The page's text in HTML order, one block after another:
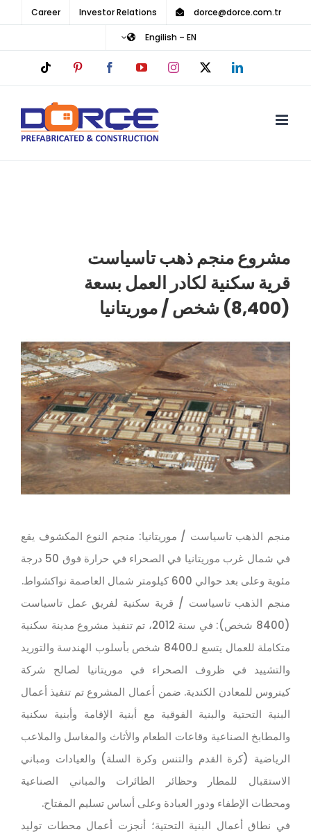
content
dorce@dorce.com.tr
Investor Relations
Career
Engilish – EN
LinkedIn
X
Instagram
YouTube
Facebook
Pinterest
مشروع منجم ذهب تاسياست
قرية سكنية لكادر العمل بسعة
(8,400) شخص / موريتانيا
منجم الذهب تاسياست / موريتانيا: منجم النوع المكشوف يقع
في شمال غرب موريتانيا في الصحراء في حرارة فوق 50 درجة
مئوية وعلى بعد حوالي 600 كيلومتر شمال العاصمة نواكشواط.
منجم الذهب تاسياست / قرية سكنية لفريق عمل تاسياست
(8400 شخص): في سنة 2012، تم تنفيذ مشروع مدينة سكنية
متكاملة للعمال يتسع لـ8400 شخص بأسلوب الهندسة والتوريد
والتشييد في ظروف الصحراء في موريتانيا لصالح شركة
كينروس للمعادن الكندية. ضمن أعمال المشروع تم تنفيذ أعمال
البنية التحتية والبنية الفوقية مع أبنية الإقامة وأبنية سكنية
والمطابخ الصناعية وقاعات الطعام والأثاث والمغاسل والملاعب
الرياضية (كرة القدم والتنس وكرة السلة) والعيادات ومباني
الاستقبال للمطار وحظائر الطائرات والمباني الصناعية
ومحطات الإطفاء ودور العبادة وعلى أساس تسليم المفتاح.
في نطاق أعمال البنية التحتية؛ أنجزت أعمال محطات توليد